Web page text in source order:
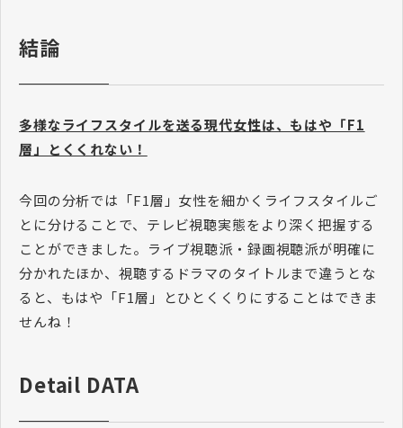
結論
多様なライフスタイルを送る現代女性は、もはや「F1
層」とくくれない！
今回の分析では「F1層」女性を細かくライフスタイルご
とに分けることで、テレビ視聴実態をより深く把握する
ことができました。ライブ視聴派・録画視聴派が明確に
分かれたほか、視聴するドラマのタイトルまで違うとな
ると、もはや「F1層」とひとくくりにすることはできま
せんね！
Detail DATA